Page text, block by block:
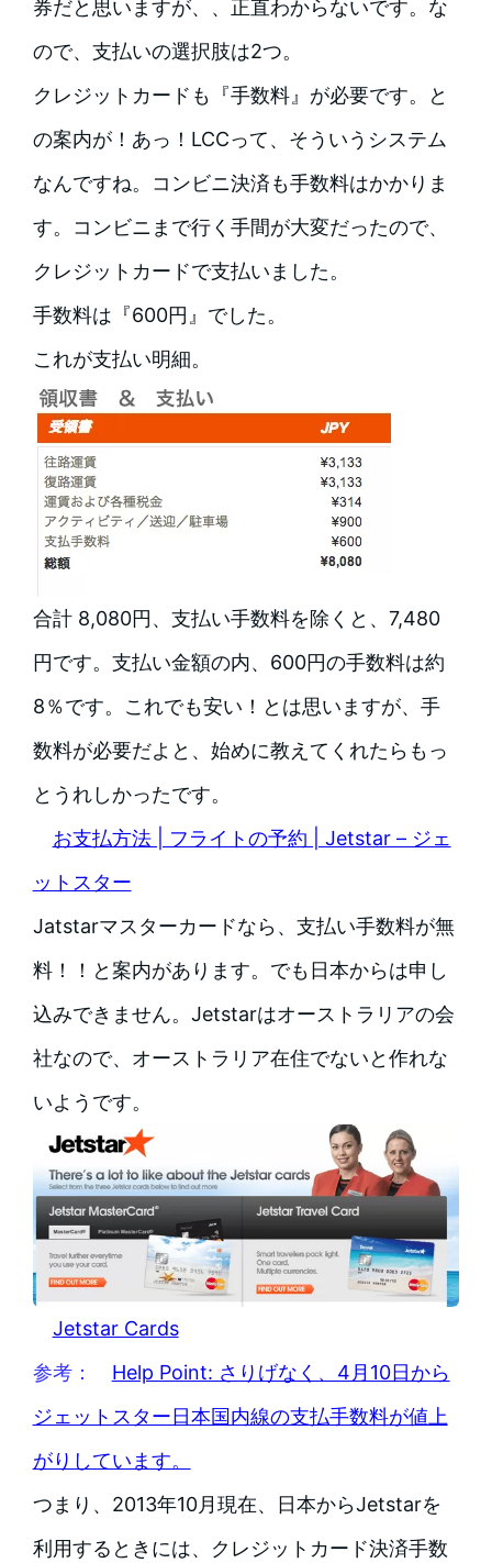
券だと思いますが、、正直わからないです。な
ので、支払いの選択肢は2つ。
クレジットカードも『手数料』が必要です。と
の案内が！あっ！LCCって、そういうシステム
なんですね。コンビニ決済も手数料はかかりま
す。コンビニまで行く手間が大変だったので、
クレジットカードで支払いました。
手数料は『600円』でした。
これが支払い明細。
合計 8,080円、支払い手数料を除くと、7,480
円です。支払い金額の内、600円の手数料は約
8％です。これでも安い！とは思いますが、手
数料が必要だよと、始めに教えてくれたらもっ
とうれしかったです。
お支払方法 | フライトの予約 | Jetstar – ジェ
ットスター
Jatstarマスターカードなら、支払い手数料が無
料！！と案内があります。でも日本からは申し
込みできません。Jetstarはオーストラリアの会
社なので、オーストラリア在住でないと作れな
いようです。
Jetstar Cards
参考： Help Point: さりげなく、4月10日から
ジェットスター日本国内線の支払手数料が値上
がりしています。
つまり、2013年10月現在、日本からJetstarを
利用するときには、クレジットカード決済手数